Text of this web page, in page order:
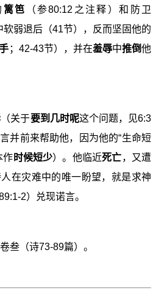
篱笆
（参80:12之注释）和防卫
软弱退后（41节），反而坚固他的
；42-43节），并在羞辱中推倒他
（关于要到几时呢这个问题，见6:3
并前来帮助他，因为他的“生命短
作 时候短少）。他临近死亡，又遭
在灾难中的唯一盼望，就是求神
89:1-2）兑现诺言。
叁（诗73-89篇）。